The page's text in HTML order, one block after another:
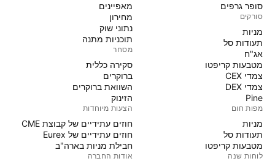
סופר גרפים
סורקים
מניות‏
תעודות סל
אג"ח
מטבעות קריפטו
צמדי CEX
צמדי DEX
Pine
מפות חום
מניות‏
תעודות סל
מטבעות קריפטו
לוחות שנה
מאפיינים
מחירון
נתוני שוק
תוכניות מתנה
מסחר
סקירה כללית
ברוקרים
השוואת ברוקרים
הזינוק
הצעות מיוחדות
חוזים עתידיים של קבוצת CME
חוזים עתידיים של Eurex
חבילת מניות בארה"ב
אודות החברה